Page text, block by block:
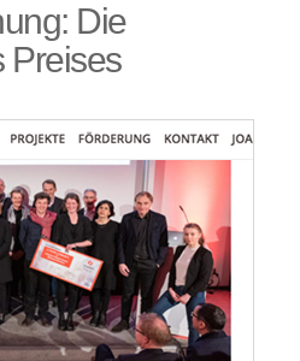
Die
Preises